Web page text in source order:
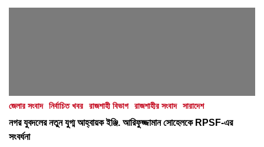
জেলার সংবাদ নির্বাচিত খবর রাজশাহী বিভাগ রাজশাহীর সংবাদ সারাদেশ
নগর যুবদলের নতুন যুগ্ম আহ্বায়ক ইঞ্জি. আরিফুজ্জামান সোহেলকে RPSF-এর
সংবর্ধনা